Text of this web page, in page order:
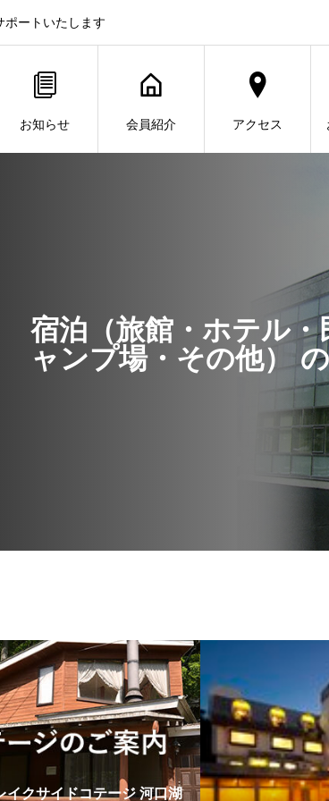
ポートいたします
お知らせ 会員紹介 アクセス
宿泊（旅館・ホテル
ャンプ場・その他）
イクサイドコテージ 河口湖